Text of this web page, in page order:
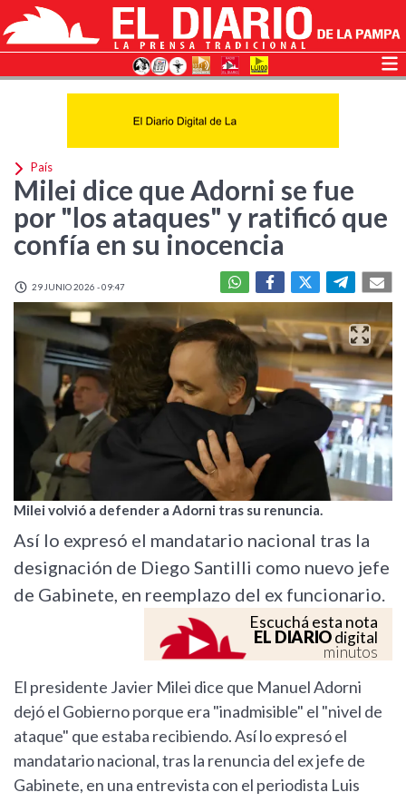
País
Milei dice que Adorni se fue
por "los ataques" y ratificó que
confía en su inocencia
29 JUNIO 2026 - 09:47
Milei volvió a defender a Adorni tras su renuncia.
Así lo expresó el mandatario nacional tras la
designación de Diego Santilli como nuevo jefe
de Gabinete, en reemplazo del ex funcionario.
Escuchá esta nota
EL DIARIOdigital
minutos
El presidente Javier Milei dice que Manuel Adorni
dejó el Gobierno porque era "inadmisible" el "nivel de
ataque" que estaba recibiendo. Así lo expresó el
mandatario nacional, tras la renuncia del ex jefe de
Gabinete, en una entrevista con el periodista Luis